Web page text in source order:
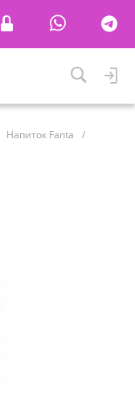
Напиток Fanta
/